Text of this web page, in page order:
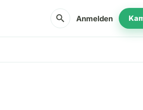
search Anmelden